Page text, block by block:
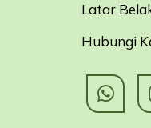
Latar
Hubungi